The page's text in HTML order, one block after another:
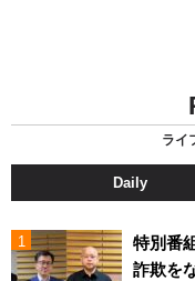
ライ
Daily
特別番
詐欺を